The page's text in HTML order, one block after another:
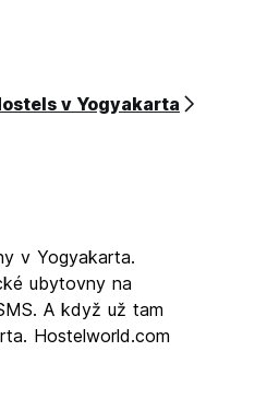
v Yogyakarta
v Yogyakarta.
ubytovny na
A když už tam
Hostelworld.com